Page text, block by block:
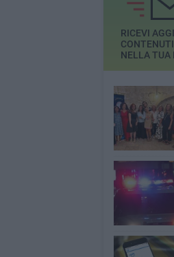
RICEVI
NELLA TUA